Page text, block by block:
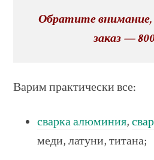
Обратите
заказ —
Варим практически все:
сварка алюминия,
меди, латуни, титана;